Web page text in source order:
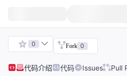
0 Fork 0
代码介绍 代码 Issues Pull